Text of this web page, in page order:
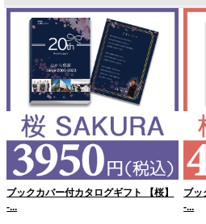
ブックカバー付カタログギフト 【桜】
-...
ブッ
-...